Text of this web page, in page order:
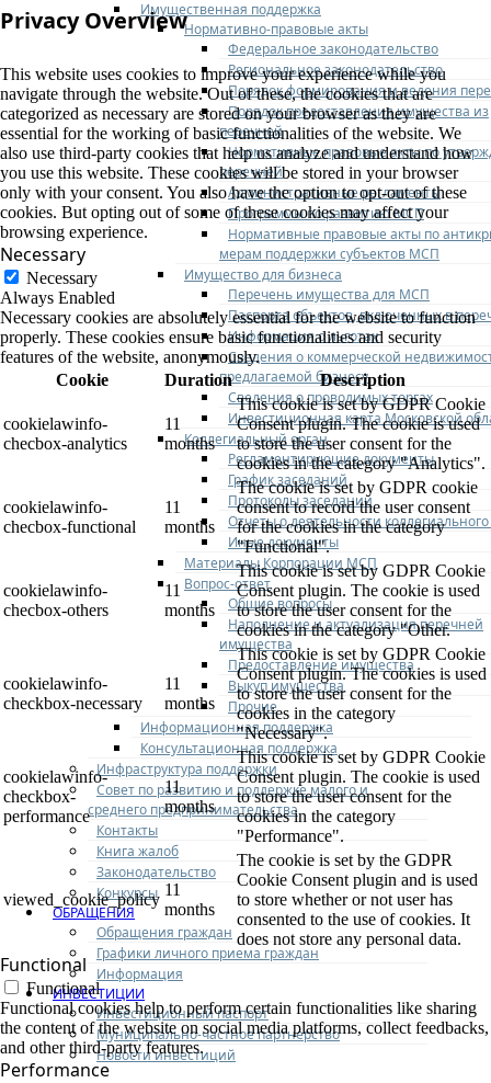
Имущественная поддержка
Нормативно-правовые акты
Федеральное законодательство
Региональное законодательство
Порядок формирования и ведения
Порядок предоставления имущества из
перечней
Нормативные правовые акты по
перечней
Административные регламенты
Программы по развитию МСП
Нормативные правовые акты по
мерам поддержки субъектов МСП
Имущество для бизнеса
Перечень имущества для МСП
Паспорта объектов, включенных в
Информация о льготах
Сведения о коммерческой
предлагаемой бизнесу
Сведения о проводимых торгах
Инвестиционная карта Московской
Коллегиальный орган
Регламентирующие документы
График заседаний
Протоколы заседаний
Отчеты о деятельности
Иные документы
Материалы Корпорации МСП
Вопрос-ответ
Общие вопросы
Наполнение и актуализация перечней
имущества
Предоставление имущества
Выкуп имущества
Прочие
Информационная поддержка
Консультационная поддержка
Инфраструктура поддержки
Совет по развитию и поддержке малого и
среднего предпринимательства
Контакты
Книга жалоб
Законодательство
Конкурсы
ОБРАЩЕНИЯ
Обращения граждан
Графики личного приема граждан
Информация
ИНВЕСТИЦИИ
Инвестиционный паспорт
Муниципально-частное партнерство
Новости инвестиций
Privacy Overview
This website uses cookies to improve your experience while you
navigate through the website. Out of these, the cookies that are
categorized as necessary are stored on your browser as they are
essential for the working of basic functionalities of the website. We
also use third-party cookies that help us analyze and understand how
you use this website. These cookies will be stored in your browser
only with your consent. You also have the option to opt-out of these
cookies. But opting out of some of these cookies may affect your
browsing experience.
Necessary
Necessary
Always Enabled
Necessary cookies are absolutely essential for the website to function
properly. These cookies ensure basic functionalities and security
features of the website, anonymously.
Cookie
Duration Description
cookielawinfo-
checbox-analytics
11
months
This cookie is set by GDPR Cookie
Consent plugin. The cookie is used
to store the user consent for the
cookies in the category "Analytics".
cookielawinfo-
checbox-functional
11
months
The cookie is set by GDPR cookie
consent to record the user consent
for the cookies in the category
"Functional".
cookielawinfo-
checbox-others
11
months
This cookie is set by GDPR Cookie
Consent plugin. The cookie is used
to store the user consent for the
cookies in the category "Other.
cookielawinfo-
checkbox-necessary
11
months
This cookie is set by GDPR Cookie
Consent plugin. The cookies is used
to store the user consent for the
cookies in the category
"Necessary".
cookielawinfo-
checkbox-
performance
11
months
This cookie is set by GDPR Cookie
Consent plugin. The cookie is used
to store the user consent for the
cookies in the category
"Performance".
viewed_cookie_policy
11
months
The cookie is set by the GDPR
Cookie Consent plugin and is used
to store whether or not user has
consented to the use of cookies. It
does not store any personal data.
Functional
Functional
Functional cookies help to perform certain functionalities like sharing
the content of the website on social media platforms, collect feedbacks,
and other third-party features.
Performance